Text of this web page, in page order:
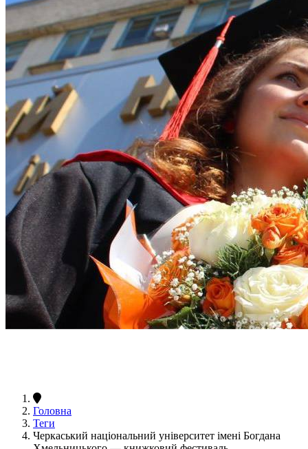
Головна
Теги
Черкаський національний університет імені Богдана